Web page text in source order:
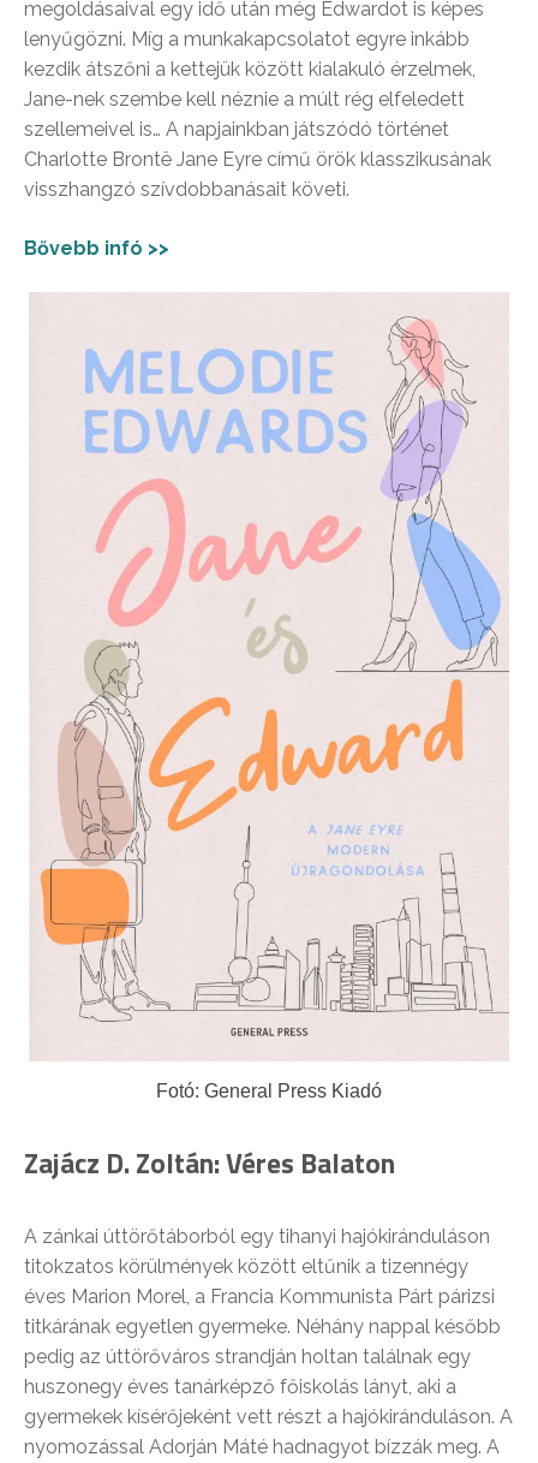
megoldásaival egy idő után még Edwardot is képes
lenyűgözni. Míg a munkakapcsolatot egyre inkább
kezdik átszőni a kettejük között kialakuló érzelmek,
Jane-nek szembe kell néznie a múlt rég elfeledett
szellemeivel is… A napjainkban játszódó történet
Charlotte Brontë Jane Eyre című örök klasszikusának
visszhangzó szívdobbanásait követi.
Bővebb infó >>
Fotó: General Press Kiadó
Zajácz D. Zoltán: Véres Balaton
A zánkai úttörőtáborból egy tihanyi hajókiránduláson
titokzatos körülmények között eltűnik a tizennégy
éves Marion Morel, a Francia Kommunista Párt párizsi
titkárának egyetlen gyermeke. Néhány nappal később
pedig az úttörőváros strandján holtan találnak egy
huszonegy éves tanárképző főiskolás lányt, aki a
gyermekek kísérőjeként vett részt a hajókiránduláson. A
nyomozással Adorján Máté hadnagyot bízzák meg. A